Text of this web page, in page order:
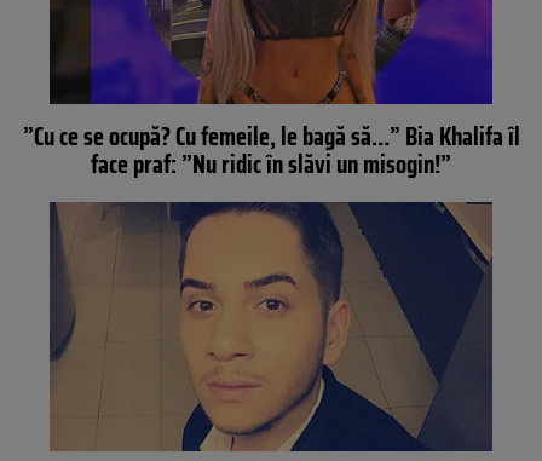
”Cu ce se ocupă? Cu femeile, le bagă să…” Bia Khalifa îl
face praf: ”Nu ridic în slăvi un misogin!”